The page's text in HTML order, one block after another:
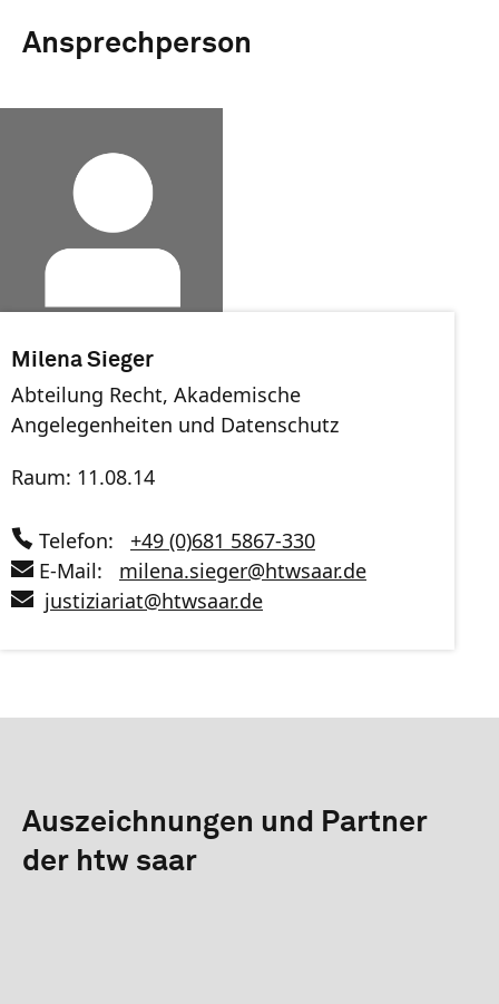
Ansprechperson
Milena Sieger
Abteilung Recht, Akademische
Angelegenheiten und Datenschutz
Raum: 11.08.14
Telefon:
+49 (0)681 5867-330
E-Mail:
milena.sieger@htwsaar.de
justiziariat@htwsaar.de
Auszeichnungen und Partner
der htw saar